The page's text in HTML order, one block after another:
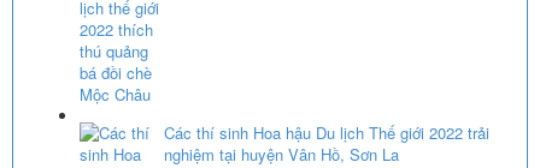
Các thí sinh Hoa hậu Du lịch Thế giới 2022 trải
nghiệm tại huyện Vân Hồ, Sơn La